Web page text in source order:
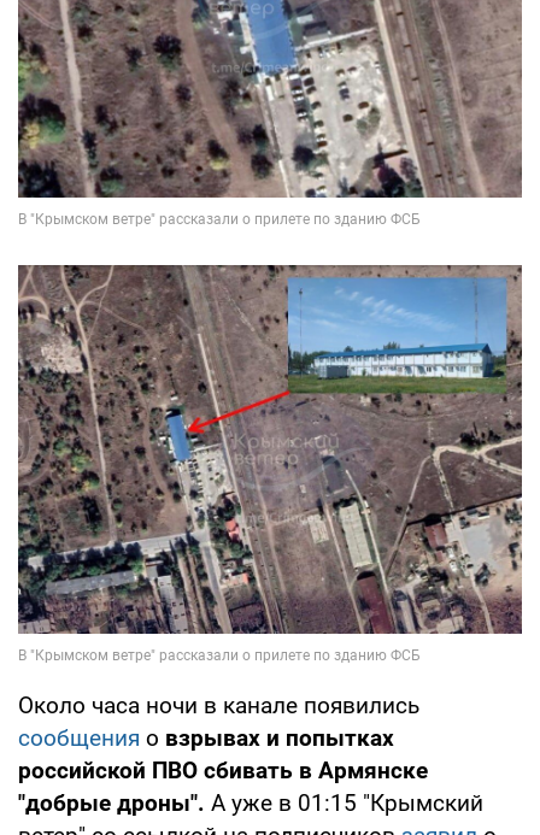
Около часа ночи в канале появились
сообщения о взрывах и попытках
российской ПВО сбивать в Армянске
"добрые дроны". А уже в 01:15 "Крымский